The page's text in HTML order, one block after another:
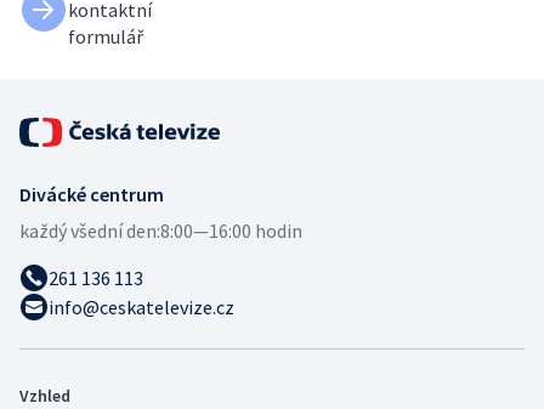
kontaktní
formulář
Divácké centrum
každý všední den:8:00—16:00 hodin
261 136 113
info@ceskatelevize.cz
Vzhled